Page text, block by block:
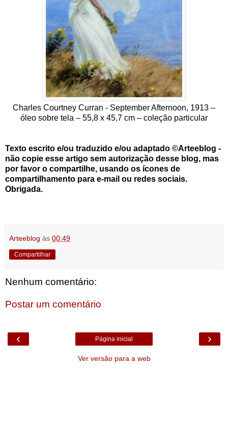
Charles Courtney Curran - September Afternoon, 1913 –
óleo sobre tela – 55,8 x 45,7 cm – coleção particular
Texto escrito e/ou traduzido e/ou adaptado ©Arteeblog -
não copie esse artigo sem autorização desse blog, mas
por favor o compartilhe, usando os ícones de
compartilhamento para e-mail ou redes sociais.
Obrigada.
Arteeblog às 00:49
Compartilhar
Nenhum comentário:
Postar um comentário
‹ ›
Página inicial
Ver versão para a web